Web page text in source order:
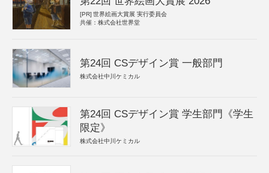
[PR] 世界絵画大賞展 実行委員会
共催：株式会社世界堂
第24回 CSデザイン賞 一般部門
株式会社中川ケミカル
第24回 CSデザイン賞 学生部門《学生
限定》
株式会社中川ケミカル